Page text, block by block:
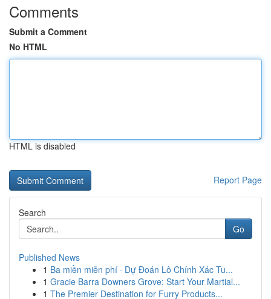
Comments
Submit a Comment
No HTML
HTML is disabled
Report Page
Search
Go
Published News
1 Ba miền miễn phí · Dự Đoán Lô Chính Xác Tu...
1 Gracie Barra Downers Grove: Start Your Martial...
1 The Premier Destination for Furry Products...